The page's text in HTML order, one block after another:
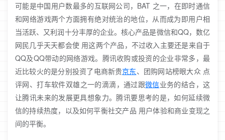
可能是中国用户数最多的互联网公司，BAT 之一，在即时通信
和网络游戏两个方面拥有绝对统治的地位，从而成为即用户相
当活跃、又利润十分丰厚的企业。核心产品是微信和QQ，数亿
网民几乎天天都会使 用这两个产品，不过收入主要还是来自于
QQ及QQ带动的网络游戏。腾讯收购或投资的企业非常多，最
近比较火的是分别投资了电商新贵京东、团购网站榜眼大众 点
评网、打车软件双雄之一的滴滴，通过跟微信业务的结合，这
让腾讯未来的发展更具想象力。腾讯要思考的是，如何延续微
信的持续热度，以及如何平衡社交产品 用户体验和商业变现之
间的平衡。